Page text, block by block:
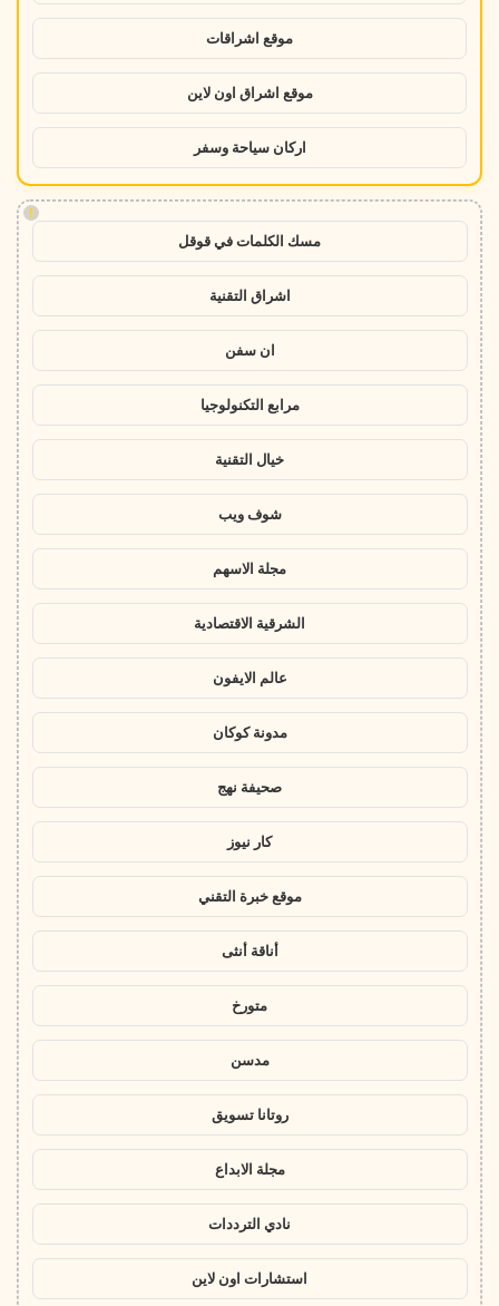
موقع اشراقات
موقع اشراق اون لاين
اركان سياحة وسفر
!
مسك الكلمات في قوقل
اشراق التقنية
ان سفن
مرابع التكنولوجيا
خيال التقنية
شوف ويب
مجلة الاسهم
الشرقية الاقتصادية
عالم الايفون
مدونة كوكان
صحيفة نهج
كار نيوز
موقع خبرة التقني
أناقة أنثى
متورخ
مدسن
روتانا تسويق
مجلة الابداع
نادي الترددات
استشارات اون لاين